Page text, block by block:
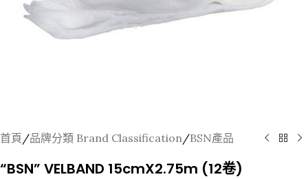
首頁/品牌分類 Brand Classification/BSN產品
“BSN” VELBAND 15cmX2.75m (12卷)